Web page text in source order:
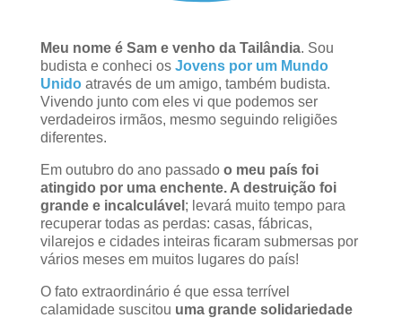
Meu nome é Sam e venho da Tailândia. Sou
budista e conheci os Jovens por um Mundo
Unidoatravés de um amigo, também budista.
Vivendo junto com eles vi que podemos ser
verdadeiros irmãos, mesmo seguindo religiões
diferentes.
Em outubro do ano passado o meu país foi
atingido por uma enchente. A destruição foi
grande e incalculável ; levará muito tempo para
recuperar todas as perdas: casas, fábricas,
vilarejos e cidades inteiras ficaram submersas por
vários meses em muitos lugares do país!
O fato extraordinário é que essa terrível
calamidade suscitou uma grande solidariedade